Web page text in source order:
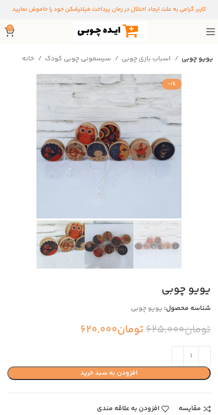
کاربر گرامی به علت ایجاد اختلال در زمان پرداخت فیلترشکن خود را خاموش نمایید
0
خانه یویو چوبی
-1%
یویو چوبی
شناسه محصول: یویو چوبی
تومان625,000تومان620,000
افزودن به سبد خرید
مقایسه افزودن به علاقه مندی